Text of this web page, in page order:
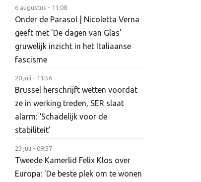
6 augustus - 11:08
Onder de Parasol | Nicoletta Verna
geeft met 'De dagen van Glas'
gruwelijk inzicht in het Italiaanse
fascisme
20 juli - 11:56
Brussel herschrijft wetten voordat
ze in werking treden, SER slaat
alarm: ‘Schadelijk voor de
stabiliteit’
23 juli - 09:57
Tweede Kamerlid Felix Klos over
Europa: 'De beste plek om te wonen